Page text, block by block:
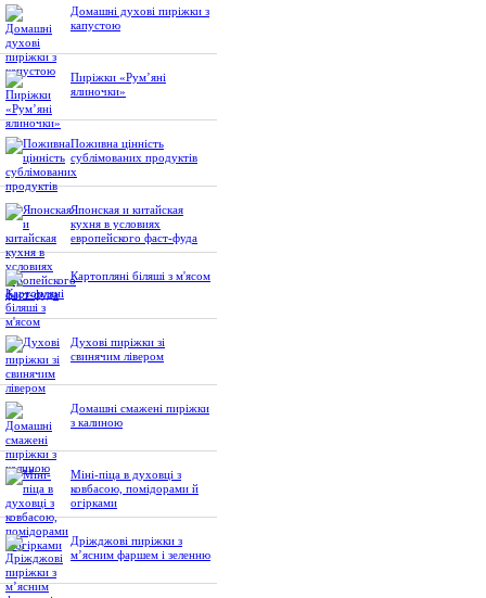
Домашні духові пиріжки з
капустою
Пиріжки «Рум’яні
ялиночки»
Поживна цінність
сублімованих продуктів
Японская и китайская
кухня в условиях
европейского фаст-фуда
Картопляні біляші з м'ясом
Духові пиріжки зі
свинячим лівером
Домашні смажені пиріжки
з калиною
Міні-піца в духовці з
ковбасою, помідорами й
огірками
Дріжджові пиріжки з
м’ясним фаршем і зеленню